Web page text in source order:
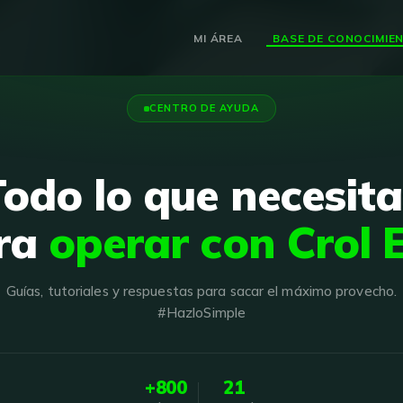
MI ÁREA
CENTRO DE AYUDA
lo que
operar con Crol
Guías, tutoriales y respuestas para sacar el máximo provecho.
#HazloSimple
+800 21